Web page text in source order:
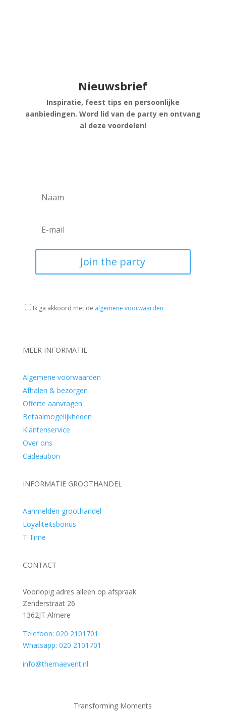
Nieuwsbrief
Inspiratie, feest tips en persoonlijke
aanbiedingen. Word lid van de party en ontvang
al deze voordelen!
Join the party
Ik ga akkoord met de algemene voorwaarden
MEER INFORMATIE
Algemene voorwaarden
Afhalen & bezorgen
Offerte aanvragen
Betaalmogelijkheden
Klantenservice
Over ons
Cadeaubon
INFORMATIE GROOTHANDEL
Aanmelden groothandel
Loyaliteitsbonus
T Time
CONTACT
Voorlopig adres alleen op afspraak
Zenderstraat 26
1362JT Almere
Telefoon: 020 2101701
Whatsapp: 020 2101701
info@themaevent.nl
Transforming Moments